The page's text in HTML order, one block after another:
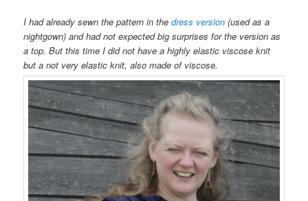
I had already sewn the pattern in thedress version (used as a
nightgown) and had not expected big surprises for the version as
a top. But this time I did not have a highly elastic viscose knit
but a not very elastic knit, also made of viscose.